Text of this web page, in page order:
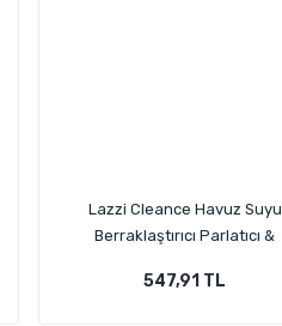
Lazzi Cleance Havuz Suyu
Berraklaştırıcı Parlatıcı &
547,91 TL